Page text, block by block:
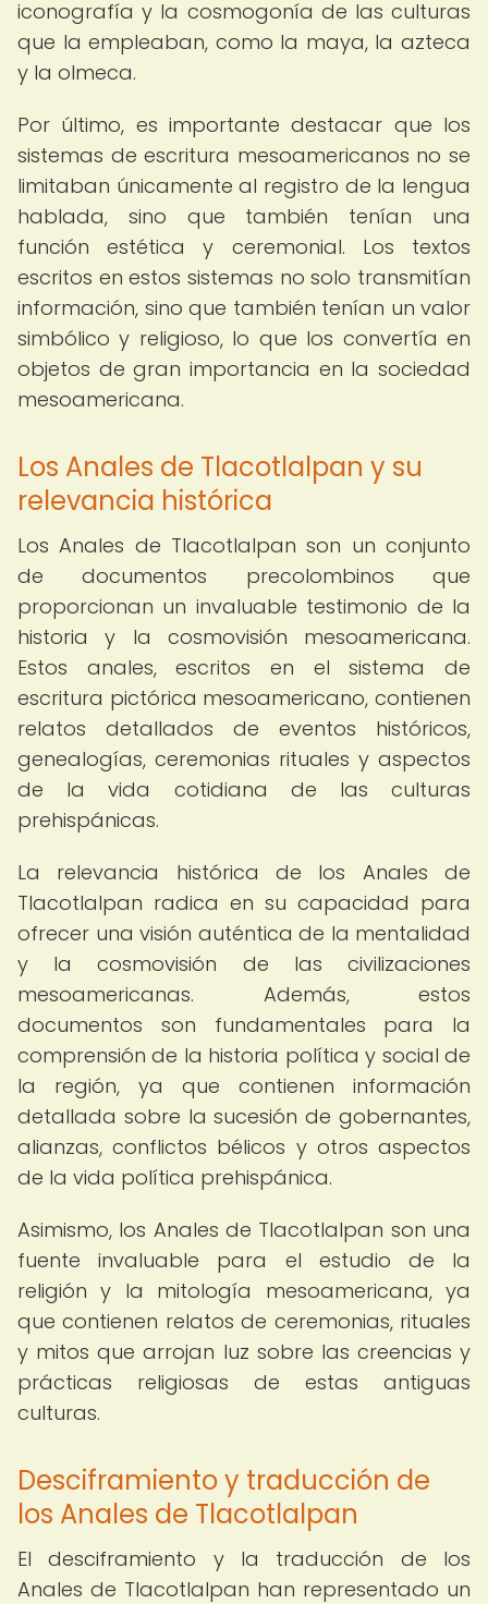
iconografía y la cosmogonía de las culturas
que la empleaban, como la maya, la azteca
y la olmeca.
Por último, es importante destacar que los
sistemas de escritura mesoamericanos no se
limitaban únicamente al registro de la lengua
hablada, sino que también tenían una
función estética y ceremonial. Los textos
escritos en estos sistemas no solo transmitían
información, sino que también tenían un valor
simbólico y religioso, lo que los convertía en
objetos de gran importancia en la sociedad
mesoamericana.
Los Anales de Tlacotlalpan y su
relevancia histórica
Los Anales de Tlacotlalpan son un conjunto
de documentos precolombinos que
proporcionan un invaluable testimonio de la
historia y la cosmovisión mesoamericana.
Estos anales, escritos en el sistema de
escritura pictórica mesoamericano, contienen
relatos detallados de eventos históricos,
genealogías, ceremonias rituales y aspectos
de la vida cotidiana de las culturas
prehispánicas.
La relevancia histórica de los Anales de
Tlacotlalpan radica en su capacidad para
ofrecer una visión auténtica de la mentalidad
y la cosmovisión de las civilizaciones
mesoamericanas. Además, estos
documentos son fundamentales para la
comprensión de la historia política y social de
la región, ya que contienen información
detallada sobre la sucesión de gobernantes,
alianzas, conflictos bélicos y otros aspectos
de la vida política prehispánica.
Asimismo, los Anales de Tlacotlalpan son una
fuente invaluable para el estudio de la
religión y la mitología mesoamericana, ya
que contienen relatos de ceremonias, rituales
y mitos que arrojan luz sobre las creencias y
prácticas religiosas de estas antiguas
culturas.
Desciframiento y traducción de
los Anales de Tlacotlalpan
El desciframiento y la traducción de los
Anales de Tlacotlalpan han representado un